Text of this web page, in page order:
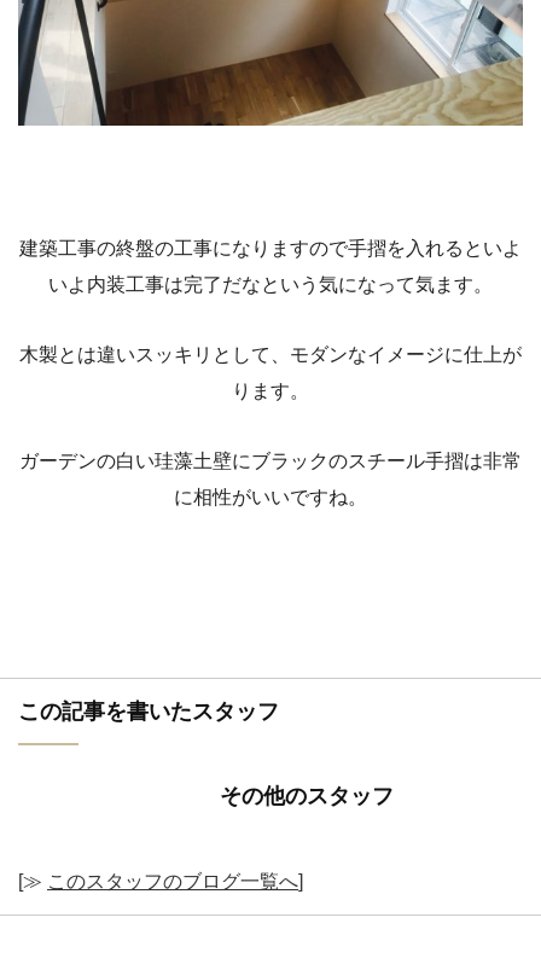
建築工事の終盤の工事になりますので手摺を入れるといよ
いよ内装工事は完了だなという気になって気ます。
木製とは違いスッキリとして、モダンなイメージに仕上が
ります。
ガーデンの白い珪藻土壁にブラックのスチール手摺は非常
に相性がいいですね。
この記事を書いたスタッフ
その他のスタッフ
[≫ このスタッフのブログ一覧へ]